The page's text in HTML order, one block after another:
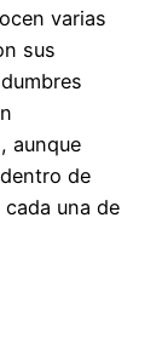
varias
sus
aunque
de
una de